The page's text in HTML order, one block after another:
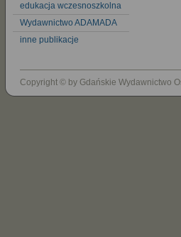
edukacja wczesnoszkolna
Wydawnictwo ADAMADA
inne publikacje
Copyright © by Gdańskie Wydawnictwo